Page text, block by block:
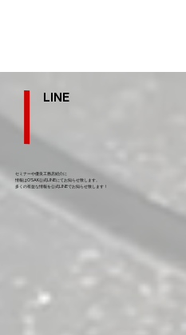
LINE
セミナーや優良工務店紹介に
情報はO'SAK公式LINEにてお知らせ致します。
​多くの有益な情報を公式LINEでお知らせ致します！